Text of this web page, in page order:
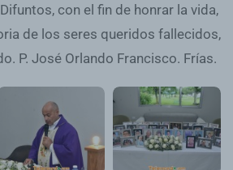
con el fin de honrar la vida,
de los seres queridos fallecidos,
P. José Orlando Francisco. Frías.